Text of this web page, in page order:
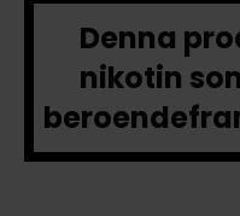
Denna
nikotin